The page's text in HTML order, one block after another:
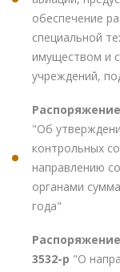
обеспечение
специальной
имуществом и
учреждений,
"Об
контрольных
направлению
органами
года"
3532-р "О